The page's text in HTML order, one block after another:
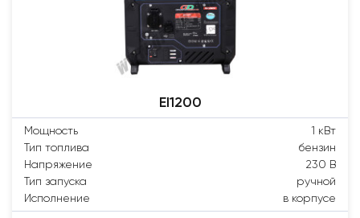
EI1200
Мощность
1 кВт
Тип топлива
бензин
Напряжение
230 В
Тип запуска
ручной
Исполнение
в корпусе